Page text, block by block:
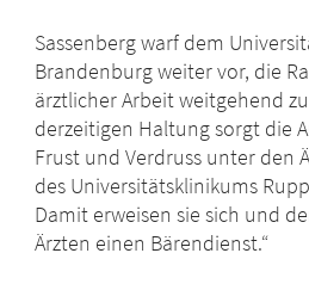
Sassenberg warf dem
Brandenburg weiter vor, die
ärztlicher Arbeit weitgehend
derzeitigen Haltung sorgt die
Frust und Verdruss unter den
des Universitätsklinikums
Damit erweisen sie sich und
Ärzten einen Bärendienst.“